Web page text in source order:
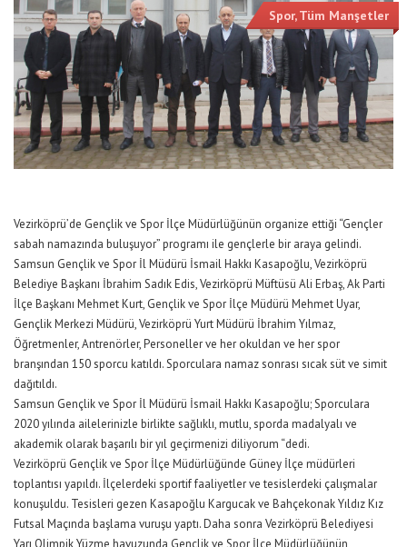
Spor,Tüm Manşetler
Vezirköprü’de Gençlik ve Spor İlçe Müdürlüğünün organize ettiği “Gençler
sabah namazında buluşuyor” programı ile gençlerle bir araya gelindi.
Samsun Gençlik ve Spor İl Müdürü İsmail Hakkı Kasapoğlu, Vezirköprü
Belediye Başkanı İbrahim Sadık Edis, Vezirköprü Müftüsü Ali Erbaş, Ak Parti
İlçe Başkanı Mehmet Kurt, Gençlik ve Spor İlçe Müdürü Mehmet Uyar,
Gençlik Merkezi Müdürü, Vezirköprü Yurt Müdürü İbrahim Yılmaz,
Öğretmenler, Antrenörler, Personeller ve her okuldan ve her spor
branşından 150 sporcu katıldı. Sporculara namaz sonrası sıcak süt ve simit
dağıtıldı.
Samsun Gençlik ve Spor İl Müdürü İsmail Hakkı Kasapoğlu; Sporculara
2020 yılında ailelerinizle birlikte sağlıklı, mutlu, sporda madalyalı ve
akademik olarak başarılı bir yıl geçirmenizi diliyorum “dedi.
Vezirköprü Gençlik ve Spor İlçe Müdürlüğünde Güney İlçe müdürleri
toplantısı yapıldı. İlçelerdeki sportif faaliyetler ve tesislerdeki çalışmalar
konuşuldu. Tesisleri gezen Kasapoğlu Kargucak ve Bahçekonak Yıldız Kız
Futsal Maçında başlama vuruşu yaptı. Daha sonra Vezirköprü Belediyesi